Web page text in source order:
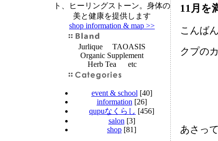
ト、ヒーリングストーン。身体の
美と健康を提供します
shop information & map >>
Jurlique TAOASIS
Organic Supplement
Herb Tea etc
event & school [40]
information [26]
qupuなくらし [456]
salon [3]
shop [81]
11月を
こんば
クプの
あさっ